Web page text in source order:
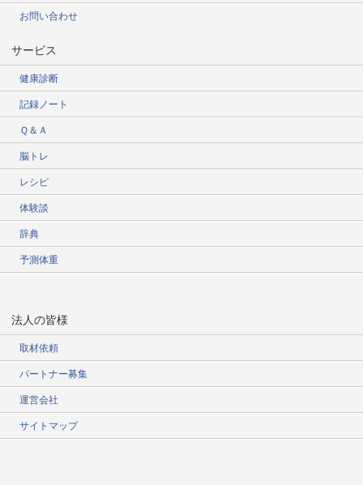
お問い合わせ
サービス
健康診断
記録ノート
Ｑ＆Ａ
脳トレ
レシピ
体験談
辞典
予測体重
法人の皆様
取材依頼
パートナー募集
運営会社
サイトマップ